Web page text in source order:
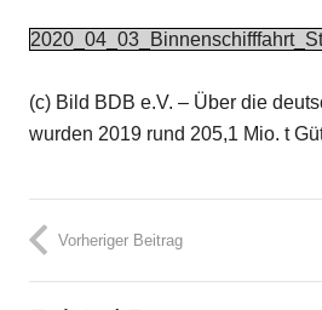
(c) Bild BDB e.V. – Über die
wurden 2019 rund 205,1 Mio. t
Vorheriger Beitrag